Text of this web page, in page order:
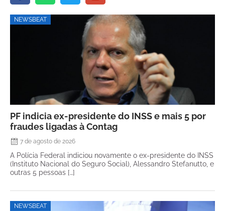
NEWSBEAT
PF indicia ex-presidente do INSS e mais 5 por
fraudes ligadas à Contag
7 de agosto de 2026
A Polícia Federal indiciou novamente o ex-presidente do INSS
(Instituto Nacional do Seguro Social), Alessandro Stefanutto, e
outras 5 pessoas […]
NEWSBEAT